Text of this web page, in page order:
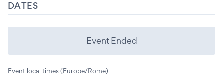
DATES
Event Ended
Event local times (Europe/Rome)